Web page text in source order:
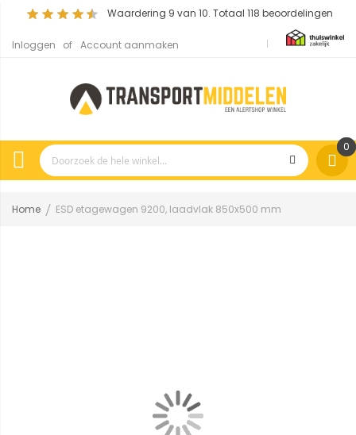
Waardering 9 van 10. Totaal 118 beoordelingen
Inloggen Account aanmaken
0
Home ESD etagewagen 9200, laadvlak 850x500 mm